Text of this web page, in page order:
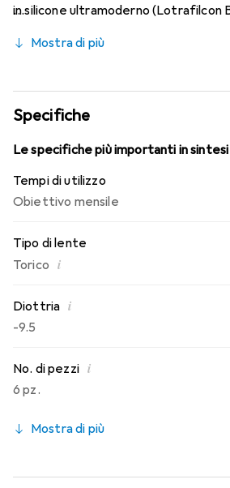
in silicone ultramoderno (Lotrafilcon
HydraGlyde Moisture Matrix e la nota
indossabilità che conosci. Comfort e
tutto il giorno con le lenti mensili.
Mostra di più
Specifiche
Le specifiche più importanti in sintesi
Tempi di utilizzo
Obiettivo mensile
Tipo di lente
Torico i
Diottria i
-9.5
No. di pezzi i
6 pz.
Mostra di più